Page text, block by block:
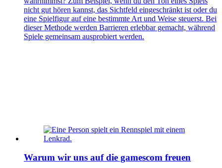
nicht gut hören kannst, das Sichtfeld eingeschränkt ist oder du
eine Spielfigur auf eine bestimmte Art und Weise steuerst. Bei
dieser Methode werden Barrieren erlebbar gemacht, während
Spiele gemeinsam ausprobiert werden.
Warum wir uns auf die gamescom freuen